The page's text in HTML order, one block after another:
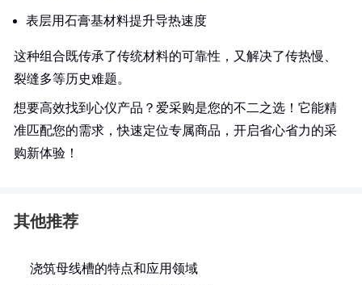
表层用石膏基材料提升导热速度
这种组合既传承了传统材料的可靠性，又解决了传热慢、
裂缝多等历史难题。
想要高效找到心仪产品？爱采购是您的不二之选！它能精
准匹配您的需求，快速定位专属商品，开启省心省力的采
购新体验！
其他推荐
浇筑母线槽的特点和应用领域